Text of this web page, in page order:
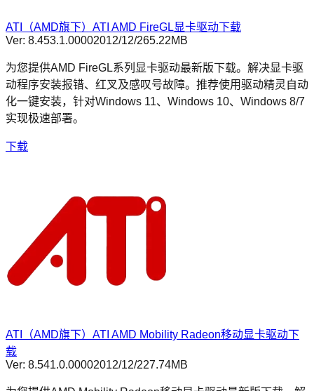
ATI（AMD旗下）ATI AMD FireGL显卡驱动下载
Ver: 8.453.1.00002012/12/265.22MB
为您提供AMD FireGL系列显卡驱动最新版下载。解决显卡驱
动程序安装报错、红叉及感叹号故障。推荐使用驱动精灵自动
化一键安装，针对Windows 11、Windows 10、Windows 8/7
实现极速部署。
下载
ATI（AMD旗下）ATI AMD Mobility Radeon移动显卡驱动下
载
Ver: 8.541.0.00002012/12/227.74MB